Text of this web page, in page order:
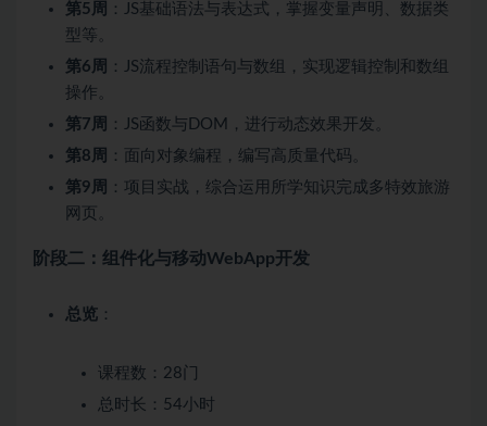
第5周
：JS基础语法与表达式，掌握变量声明、数据类
型等。
第6周
：JS流程控制语句与数组，实现逻辑控制和数组
操作。
第7周
：JS函数与DOM，进行动态效果开发。
第8周
：面向对象编程，编写高质量代码。
第9周
：项目实战，综合运用所学知识完成多特效旅游
网页。
阶段二：组件化与移动WebApp开发
总览 ：
课程数：28门
总时长：54小时